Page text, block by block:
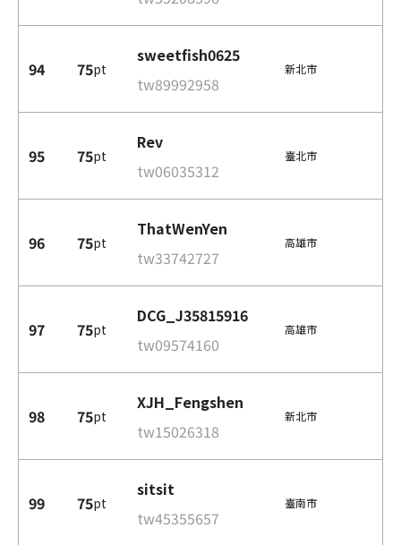
94 75pt
sweetfish0625
tw89992958
新北市
95 75pt
Rev
tw06035312
臺北市
96 75pt
ThatWenYen
tw33742727
高雄市
97 75pt
DCG_J35815916
tw09574160
高雄市
98 75pt
XJH_Fengshen
tw15026318
新北市
99 75pt
sitsit
tw45355657
臺南市